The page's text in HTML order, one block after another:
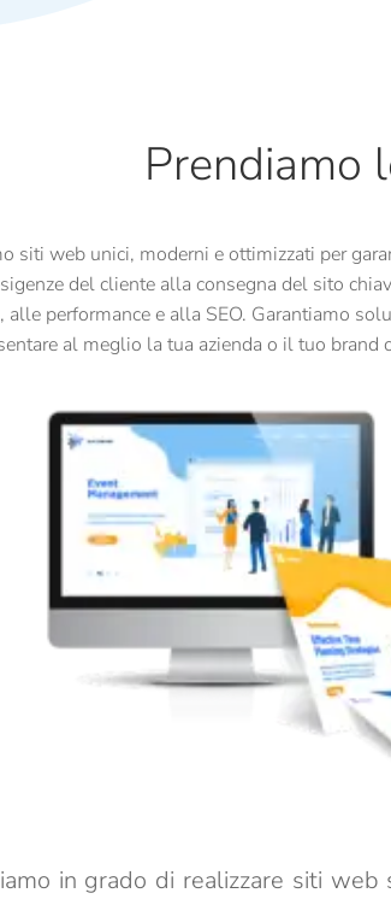
Prendiamo
siti web unici, moderni e ottimizzati per
del cliente alla consegna del sito
alle performance e alla SEO. Garantiamo
al meglio la tua azienda o il tuo brand
in grado di realizzare siti